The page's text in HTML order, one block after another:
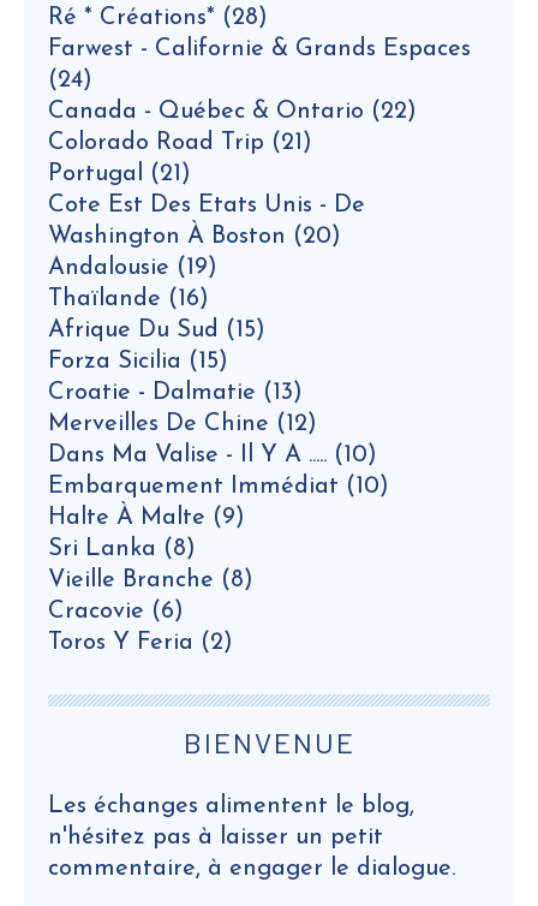
Ré * Créations* (28)
Farwest - Californie & Grands Espaces
(24)
Canada - Québec & Ontario (22)
Colorado Road Trip (21)
Portugal (21)
Cote Est Des Etats Unis - De
Washington À Boston (20)
Andalousie (19)
Thaïlande (16)
Afrique Du Sud (15)
Forza Sicilia (15)
Croatie - Dalmatie (13)
Merveilles De Chine (12)
Dans Ma Valise - Il Y A ..... (10)
Embarquement Immédiat (10)
Halte À Malte (9)
Sri Lanka (8)
Vieille Branche (8)
Cracovie (6)
Toros Y Feria (2)
BIENVENUE
Les échanges alimentent le blog,
n'hésitez pas à laisser un petit
commentaire, à engager le dialogue.